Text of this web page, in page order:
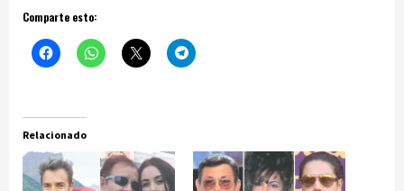
Comparte esto:
Relacionado